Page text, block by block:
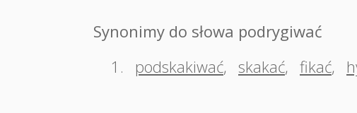
Synonimy do słowa podrygiwać
1.
podskakiwać, skakać, fikać,